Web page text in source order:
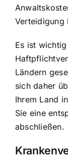
Verteidigung
Es ist
Ländern
sich daher
Ihrem Land
Sie eine
abschließen.